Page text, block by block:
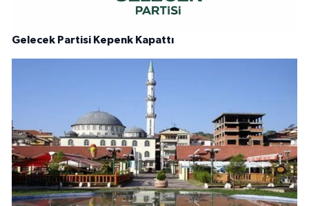
Gelecek Partisi Kepenk Kapattı